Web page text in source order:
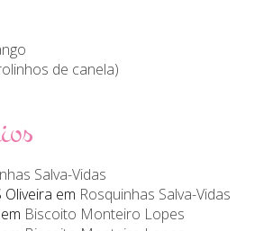
de canela)
Salva-Vidas
em Rosquinhas Salva-Vidas
em Biscoito Monteiro Lopes